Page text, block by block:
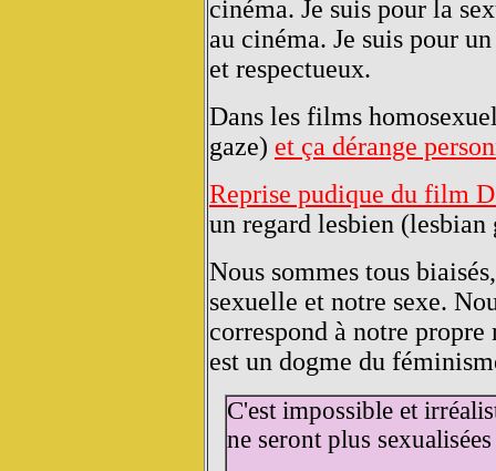
cinéma. Je suis pour la
au cinéma. Je suis pour
et respectueux.
Dans les films
gaze) et ça dérange
Reprise pudique du film
un regard lesbien (lesbian
Nous sommes tous
sexuelle et notre sexe.
correspond à notre propre
est un dogme du
C'est impossible et
ne seront plus